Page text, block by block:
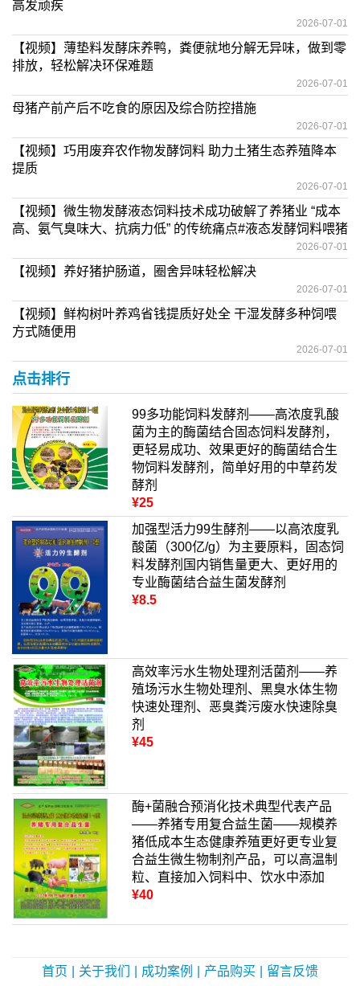
高发顽疾
2026-07-01
【视频】薄垫料发酵床养鸭，粪便就地分解无异味，做到零
排放，轻松解决环保难题
2026-07-01
母猪产前产后不吃食的原因及综合防控措施
2026-07-01
【视频】巧用废弃农作物发酵饲料 助力土猪生态养殖降本
提质
2026-07-01
【视频】微生物发酵液态饲料技术成功破解了养猪业 “成本
高、氨气臭味大、抗病力低” 的传统痛点#液态发酵饲料喂猪
2026-07-01
【视频】养好猪护肠道，圈舍异味轻松解决
2026-07-01
【视频】鲜构树叶养鸡省钱提质好处全 干湿发酵多种饲喂
方式随便用
2026-07-01
点击排行
99多功能饲料发酵剂——高浓度乳酸
菌为主的酶菌结合固态饲料发酵剂，
更轻易成功、效果更好的酶菌结合生
物饲料发酵剂，简单好用的中草药发
酵剂
¥25
加强型活力99生酵剂——以高浓度乳
酸菌（300亿/g）为主要原料，固态饲
料发酵剂国内销售量更大、更好用的
专业酶菌结合益生菌发酵剂
¥8.5
高效率污水生物处理剂活菌剂——养
殖场污水生物处理剂、黑臭水体生物
快速处理剂、恶臭粪污废水快速除臭
剂
¥45
酶+菌融合预消化技术典型代表产品
——养猪专用复合益生菌——规模养
猪低成本生态健康养殖更好更专业复
合益生微生物制剂产品，可以高温制
粒、直接加入饲料中、饮水中添加
¥40
首页 关于我们 成功案例 产品购买 留言反馈